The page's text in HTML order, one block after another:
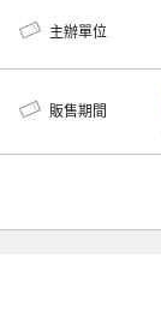
主辦單位
販售期間